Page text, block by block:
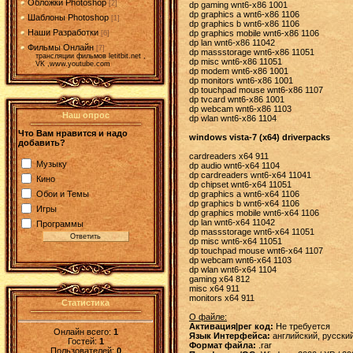
Обложки Photoshop [2]
Шаблоны Photoshop [1]
Наши Разработки [6]
Фильмы Онлайн [7]
трансляции фильмов letitbit.net ,
VK ,www.youtube.com
Наш опрос
Что Вам нравится и надо
добавить?
Музыку
Кино
Обои и Темы
Игры
Программы
Статистика
Онлайн всего:1
Гостей:1
Пользователей: 0
dp gaming wnt6-x86 1001
dp graphics a wnt6-x86 1106
dp graphics b wnt6-x86 1106
dp graphics mobile wnt6-x86 1106
dp lan wnt6-x86 11042
dp massstorage wnt6-x86 11051
dp misc wnt6-x86 11051
dp modem wnt6-x86 1001
dp monitors wnt6-x86 1001
dp touchpad mouse wnt6-x86 1107
dp tvcard wnt6-x86 1001
dp webcam wnt6-x86 1103
dp wlan wnt6-x86 1104
windows vista-7 (x64) driverpacks
cardreaders x64 911
dp audio wnt6-x64 1104
dp cardreaders wnt6-x64 11041
dp chipset wnt6-x64 11051
dp graphics a wnt6-x64 1106
dp graphics b wnt6-x64 1106
dp graphics mobile wnt6-x64 1106
dp lan wnt6-x64 11042
dp massstorage wnt6-x64 11051
dp misc wnt6-x64 11051
dp touchpad mouse wnt6-x64 1107
dp webcam wnt6-x64 1103
dp wlan wnt6-x64 1104
gaming x64 812
misc x64 911
monitors x64 911
О файле:
Активация|рег код: Не требуется
Язык Интерфейса: английский,
Формат файла: .rar